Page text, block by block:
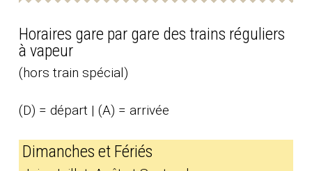
Horaires gare par gare des trains réguliers
à vapeur
(hors train spécial)
(D) = départ | (A) = arrivée
Dimanches et Fériés